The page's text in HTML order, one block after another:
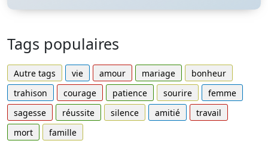
Tags populaires
Autre tags vie amour mariage
bonheur
trahison
courage patience sourire
femme
sagesse
réussite silence amitié
travail
mort
famille